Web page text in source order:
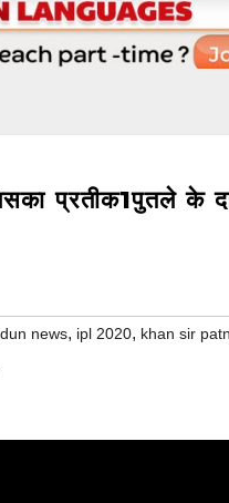
प्रतीक1पुतले के
news, ipl 2020, khan sir